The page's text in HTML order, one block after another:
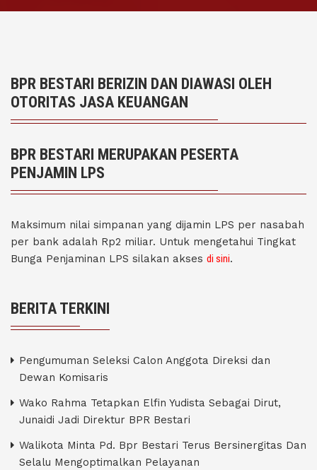
BPR BESTARI BERIZIN DAN DIAWASI OLEH
OTORITAS JASA KEUANGAN
BPR BESTARI MERUPAKAN PESERTA
PENJAMIN LPS
Maksimum nilai simpanan yang dijamin LPS per nasabah
per bank adalah Rp2 miliar. Untuk mengetahui Tingkat
Bunga Penjaminan LPS silakan akses di sini.
BERITA TERKINI
Pengumuman Seleksi Calon Anggota Direksi dan
Dewan Komisaris
Wako Rahma Tetapkan Elfin Yudista Sebagai Dirut,
Junaidi Jadi Direktur BPR Bestari
Walikota Minta Pd. Bpr Bestari Terus Bersinergitas Dan
Selalu Mengoptimalkan Pelayanan